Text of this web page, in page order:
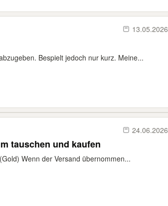
13.05.2026
Bespielt jedoch nur kurz. Meine...
24.06.2026
tauschen und kaufen
Wenn der Versand übernommen...